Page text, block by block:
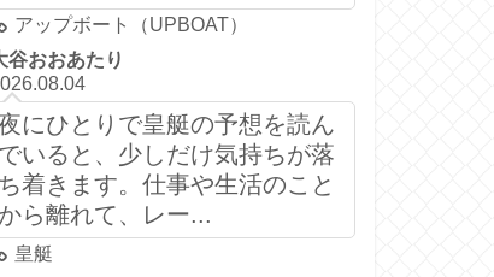
アップボート（UPBOAT）
谷おおあたり
にひとりで皇艇の予想を読ん
でいると、少しだけ気持ちが落
ち着きます。仕事や生活のこと
から離れて、レー...
皇艇